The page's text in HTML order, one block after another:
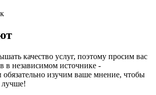
качество услуг, поэтому просим вас
в независимом источнике -
изучим ваше мнение, чтобы
лучше!